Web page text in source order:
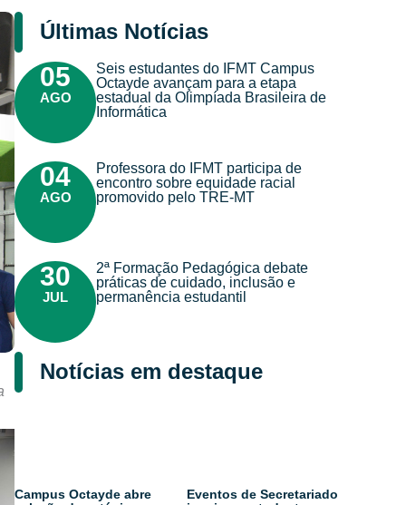
Últimas Notícias
05
AGO
Seis estudantes do IFMT Campus
Octayde avançam para a etapa
estadual da Olimpíada Brasileira de
Informática
04
AGO
Professora do IFMT participa de
encontro sobre equidade racial
promovido pelo TRE-MT
30
JUL
2ª Formação Pedagógica debate
práticas de cuidado, inclusão e
permanência estudantil
Notícias em destaque
Campus Octayde abre
Eventos de Secretariado